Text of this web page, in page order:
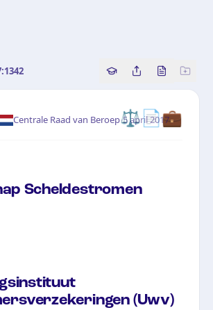
Copy source
Share this
Bekijk
⚖️📄💼
Centrale Raad van Beroep·5 april 2017
Scheldestromen
(Uwv)